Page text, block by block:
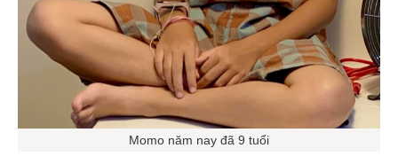
Momo năm nay đã 9 tuổi